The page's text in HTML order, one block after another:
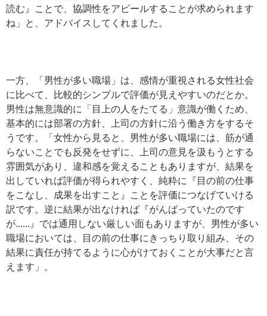
読む』ことで、協調性をアピールすることが求められます
ね」と、アドバイスしてくれました。
一方、「男性が多い職場」は、感情が重視される女性社会
に比べて、比較的シンプルで評価が見えやすいのだとか。
男性は無意識的に「目上の人をたてる」意識が働くため、
基本的には部署の方針、上司の方針に沿う働き方をするそ
うです。「女性から見ると、男性が多い職場には、筋が通
らないことでも反発をせずに、上司の意見を汲もうとする
雰囲気があり、違和感を覚えることもありますが、結果を
出していれば評価が得られやすく、純粋に『目の前の仕事
をこなし、成果を出すこと』ことを評価につなげていける
訳です。逆に結果が出なければ『がんばっていたのです
が......』では通用しない厳しい面もありますが、男性が多い
職場においては、目の前の仕事にきっちり取り組み、その
結果に責任が持てるように心がけておくことが大事だと言
えます」。